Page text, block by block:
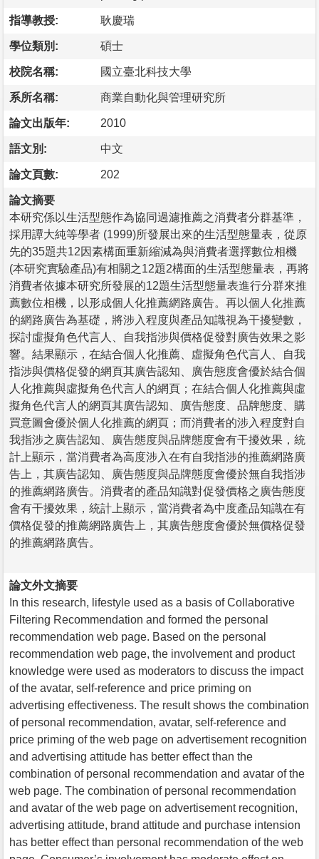
指導教授: 耿慶瑞
學位類別: 碩士
校院名稱: 國立臺北科技大學
系所名稱: 商業自動化與管理研究所
論文出版年: 2010
語文別: 中文
論文頁數: 202
論文摘要
本研究係以生活型態作為協同過濾推薦之消費者分群基準，
採用譚大純等學者 (1999)所發展出來的生活型態量表，從原
先的35題共12因素構面重新縮減為與消費者選擇數位相機
(本研究實驗產品)有相關之12題2構面的生活型態量表，再將
消費者依據本研究所發展的12題生活型態量表進行分群來推
薦數位相機，以形成個人化推薦網路廣告。再以個人化推薦
的網路廣告為基礎，將涉入程度與產品知識視為干擾變數，
探討虛擬角色代言人、自我指涉與價格促發對廣告效果之影
響。結果顯示，在結合個人化推薦、虛擬角色代言人、自我
指涉與價格促發的網頁其廣告認知、廣告態度會優於結合個
人化推薦與虛擬角色代言人的網頁；在結合個人化推薦與虛
擬角色代言人的網頁其廣告認知、廣告態度、品牌態度、購
買意圖會優於個人化推薦的網頁；而消費者的涉入程度對自
我指涉之廣告認知、廣告態度與品牌態度會有干擾效果，統
計上顯示，當消費者為高度涉入在有自我指涉的推薦網路廣
告上，其廣告認知、廣告態度與品牌態度會優於無自我指涉
的推薦網路廣告。消費者的產品知識對促發價格之廣告態度
會有干擾效果，統計上顯示，當消費者為中度產品知識在有
價格促發的推薦網路廣告上，其廣告態度會優於無價格促發
的推薦網路廣告。
論文外文摘要
In this research, lifestyle used as a basis of Collaborative
Filtering Recommendation and formed the personal
recommendation web page. Based on the personal
recommendation web page, the involvement and product
knowledge were used as moderators to discuss the impact
of the avatar, self-reference and price priming on
advertising effectiveness. The result shows the combination
of personal recommendation, avatar, self-reference and
price priming of the web page on advertisement recognition
and advertising attitude has better effect than the
combination of personal recommendation and avatar of the
web page. The combination of personal recommendation
and avatar of the web page on advertisement recognition,
advertising attitude, brand attitude and purchase intension
has better effect than personal recommendation of the web